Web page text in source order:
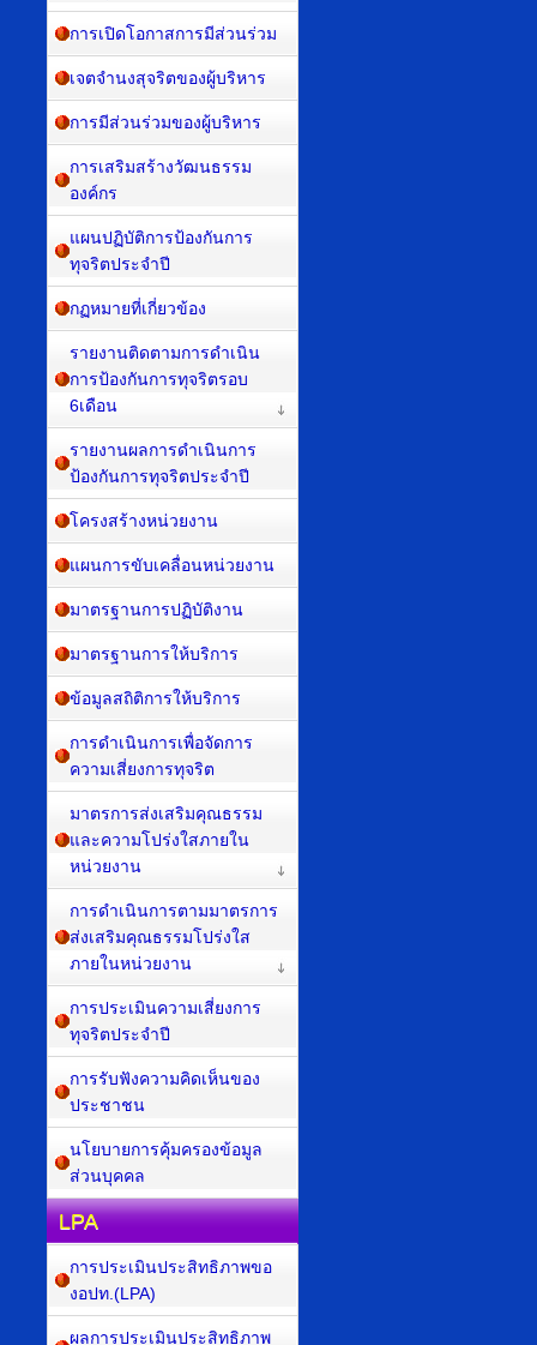
การเปิดโอกาสการมีส่วนร่วม
เจตจำนงสุจริตของผู้บริหาร
การมีส่วนร่วมของผู้บริหาร
การเสริมสร้างวัฒนธรรม
องค์กร
แผนปฏิบัติการป้องกันการ
ทุจริตประจำปี
กฏหมายที่เกี่ยวข้อง
รายงานติดตามการดำเนิน
การป้องกันการทุจริตรอบ
6เดือน
รายงานผลการดำเนินการ
ป้องกันการทุจริตประจำปี
โครงสร้างหน่วยงาน
แผนการขับเคลื่อนหน่วยงาน
มาตรฐานการปฏิบัติงาน
มาตรฐานการให้บริการ
ข้อมูลสถิติการให้บริการ
การดำเนินการเพื่อจัดการ
ความเสี่ยงการทุจริต
มาตรการส่งเสริมคุณธรรม
และความโปร่งใสภายใน
หน่วยงาน
การดำเนินการตามมาตรการ
ส่งเสริมคุณธรรมโปร่งใส
ภายในหน่วยงาน
การประเมินความเสี่ยงการ
ทุจริตประจำปี
การรับฟังความคิดเห็นของ
ประชาชน
นโยบายการคุ้มครองข้อมูล
ส่วนบุคคล
LPA
การประเมินประสิทธิภาพขอ
งอปท.(LPA)
ผลการประเมินประสิทธิภาพ